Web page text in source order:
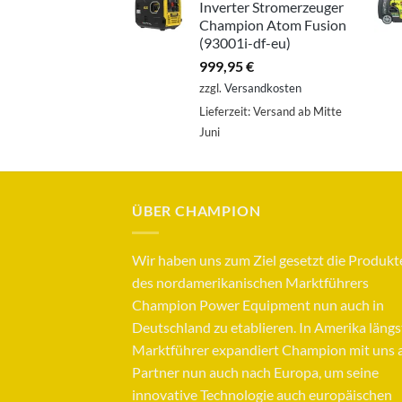
Inverter Stromerzeuger
Champion Atom Fusion
(93001i-df-eu)
999,95€
zzgl. Versandkosten
Lieferzeit:Versand ab Mitte
Juni
ÜBER CHAMPION
Wir haben uns zum Ziel gesetzt die
des nordamerikanischen Marktführers
Champion Power Equipment nun auch in
Deutschland zu etablieren. In Amerika
Marktführer expandiert Champion mit uns
Partner nun auch nach Europa, um seine
innovative Technologie auch europäischen